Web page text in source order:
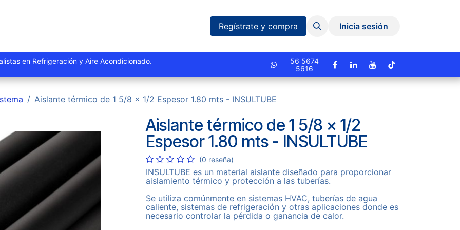
Sucursales Eventos y Capacitaciones Quiniela
Regístrate y compra Inicia sesión
y especialistas en Refrigeración y Aire Acondicionado.
56 5674
5616
Aislante térmico de 1 5/8 x 1/2 Espesor 1.80 mts - INSULTUBE
Aislante térmico de 1 5/8 x 1/2
Espesor 1.80 mts - INSULTUBE
(0 reseña)
INSULTUBE es un material aislante diseñado para proporcionar
aislamiento térmico y protección a las tuberías.
Se utiliza comúnmente en sistemas HVAC, tuberías de agua
caliente, sistemas de refrigeración y otras aplicaciones donde es
necesario controlar la pérdida o ganancia de calor.